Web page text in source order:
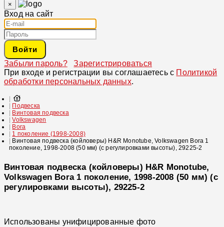
×
Вход на сайт
Войти
Забыли пароль?
Зарегистрироваться
При входе и регистрации вы соглашаетесь с Политикой
обработки персональных данных.
Подвеска
Винтовая подвеска
Volkswagen
Bora
1 поколение (1998-2008)
Винтовая подвеска (койловеры) H&R Monotube, Volkswagen Bora 1
поколение, 1998-2008 (50 мм) (с регулировками высоты), 29225-2
Винтовая подвеска (койловеры) H&R Monotube,
Volkswagen Bora 1 поколение, 1998-2008 (50 мм) (с
регулировками высоты), 29225-2
Использованы унифицированные фото